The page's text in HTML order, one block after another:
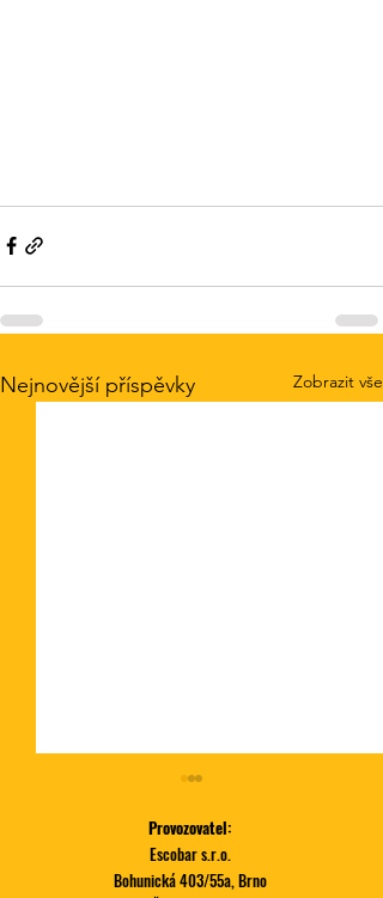
Nejnovější příspěvky Zobrazit vše
Provozovatel:
Escobar s.r.o.
Bohunická 403/55a, Brno